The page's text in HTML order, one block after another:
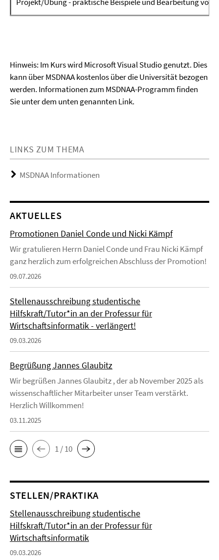
Hinweis: Im Kurs wird Microsoft Visual Studio genutzt. Dies
kann über MSDNAA kostenlos über die Universität bezogen
werden. Informationen zum MSDNAA-Programm finden
Sie unter dem unten genannten Link.
LINKS ZUM THEMA
MSDNAA Informationen
AKTUELLES
Promotionen Daniel Conde und Nicki Kämpf
Wir gratulieren Herrn Daniel Conde und Frau Nicki Kämpf
ganz herzlich zum erfolgreichen Abschluss der Promotion!
09.07.2026
Stellenausschreibung studentische
Hilfskraft/Tutor*in an der Professur für
Wirtschaftsinformatik - verlängert!
09.03.2026
Begrüßung Jannes Glaubitz
Wir begrüßen Jannes Glaubitz , der ab November 2025 als
wissenschaftlicher Mitarbeiter unser Team verstärkt.
Herzlich Willkommen!
03.11.2025
1 / 10
STELLEN/PRAKTIKA
Stellenausschreibung studentische
Hilfskraft/Tutor*in an der Professur für
Wirtschaftsinformatik
09.03.2026